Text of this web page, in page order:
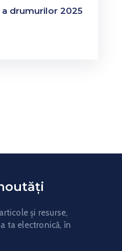
drumurilor 2025
și resurse,
ta electronică, în